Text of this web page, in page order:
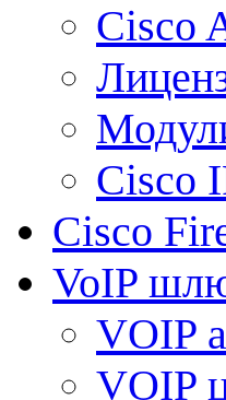
Cisco
Cisco
Cisco
VoIP
VOIP
VOIP